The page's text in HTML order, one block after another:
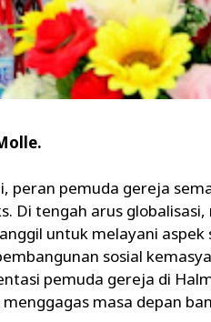
peran pemuda gereja
Di tengah arus globalisasi,
untuk melayani aspek
sosial
pemuda gereja di
masa depan